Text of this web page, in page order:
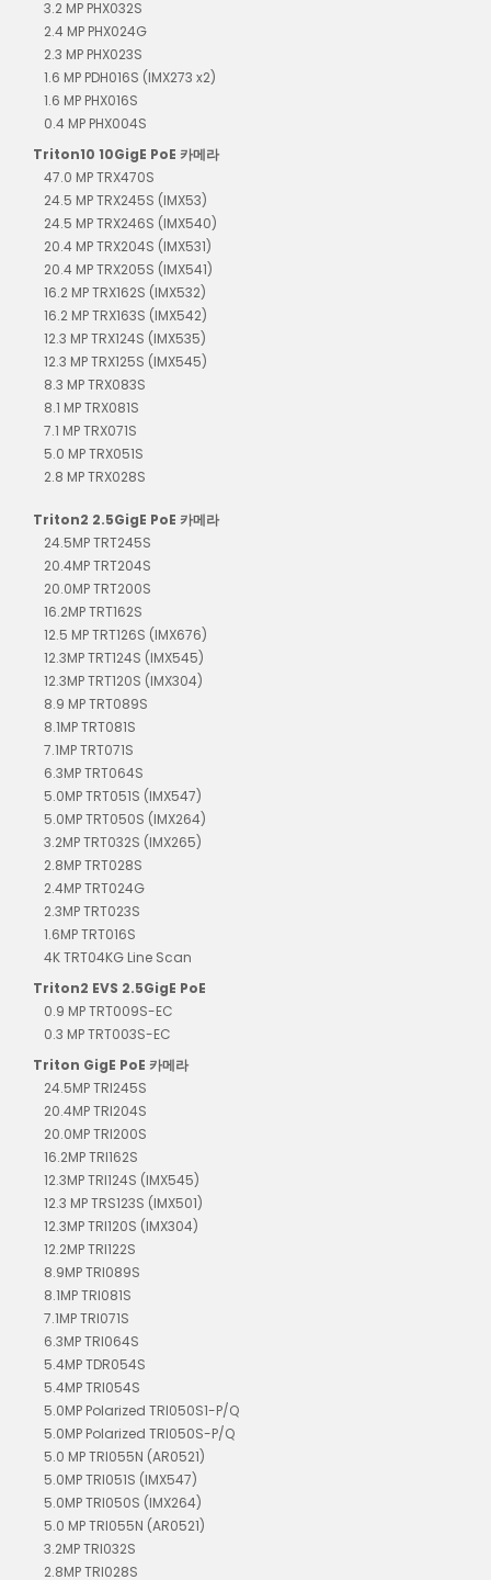
3.2 MP PHX032S
2.4 MP PHX024G
2.3 MP PHX023S
1.6 MP PDH016S (IMX273 x2)
1.6 MP PHX016S
0.4 MP PHX004S
Triton10 10GigE PoE 카메라
47.0 MP TRX470S
24.5 MP TRX245S (IMX53)
24.5 MP TRX246S (IMX540)
20.4 MP TRX204S (IMX531)
20.4 MP TRX205S (IMX541)
16.2 MP TRX162S (IMX532)
16.2 MP TRX163S (IMX542)
12.3 MP TRX124S (IMX535)
12.3 MP TRX125S (IMX545)
8.3 MP TRX083S
8.1 MP TRX081S
7.1 MP TRX071S
5.0 MP TRX051S
2.8 MP TRX028S
Triton2 2.5GigE PoE 카메라
24.5MP TRT245S
20.4MP TRT204S
20.0MP TRT200S
16.2MP TRT162S
12.5 MP TRT126S (IMX676)
12.3MP TRT124S (IMX545)
12.3MP TRT120S (IMX304)
8.9 MP TRT089S
8.1MP TRT081S
7.1MP TRT071S
6.3MP TRT064S
5.0MP TRT051S (IMX547)
5.0MP TRT050S (IMX264)
3.2MP TRT032S (IMX265)
2.8MP TRT028S
2.4MP TRT024G
2.3MP TRT023S
1.6MP TRT016S
4K TRT04KG Line Scan
Triton2 EVS 2.5GigE PoE
0.9 MP TRT009S-EC
0.3 MP TRT003S-EC
Triton GigE PoE 카메라
24.5MP TRI245S
20.4MP TRI204S
20.0MP TRI200S
16.2MP TRI162S
12.3MP TRI124S (IMX545)
12.3 MP TRS123S (IMX501)
12.3MP TRI120S (IMX304)
12.2MP TRI122S
8.9MP TRI089S
8.1MP TRI081S
7.1MP TRI071S
6.3MP TRI064S
5.4MP TDR054S
5.4MP TRI054S
5.0MP Polarized TRI050S1-P/Q
5.0MP Polarized TRI050S-P/Q
5.0 MP TRI055N (AR0521)
5.0MP TRI051S (IMX547)
5.0MP TRI050S (IMX264)
5.0 MP TRI055N (AR0521)
3.2MP TRI032S
2.8MP TRI028S